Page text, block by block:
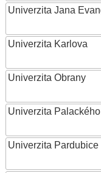
Univerzita Jana
Univerzita Karlova
Univerzita Obrany
Univerzita
Univerzita Pardubice